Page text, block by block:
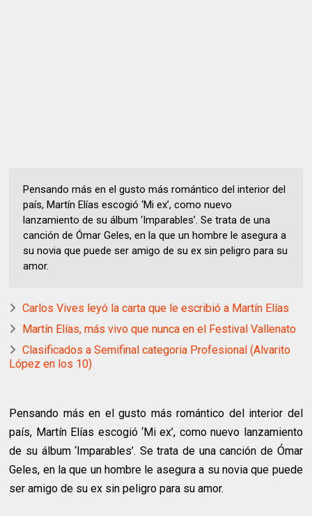
Pensando más en el gusto más romántico del interior del
país, Martín Elías escogió ‘Mi ex’, como nuevo
lanzamiento de su álbum ‘Imparables’. Se trata de una
canción de Ómar Geles, en la que un hombre le asegura a
su novia que puede ser amigo de su ex sin peligro para su
amor.
Carlos Vives leyó la carta que le escribió a Martín Elías
Martín Elías, más vivo que nunca en el Festival Vallenato
Clasificados a Semifinal categoria Profesional (Alvarito
López en los 10)
Pensando más en el gusto más romántico del interior del
país, Martín Elías escogió ‘Mi ex’, como nuevo lanzamiento
de su álbum ‘Imparables’. Se trata de una canción de Ómar
Geles, en la que un hombre le asegura a su novia que puede
ser amigo de su ex sin peligro para su amor.